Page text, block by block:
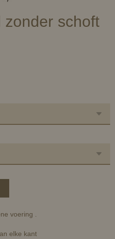
zonder schoft
voering .
elke kant